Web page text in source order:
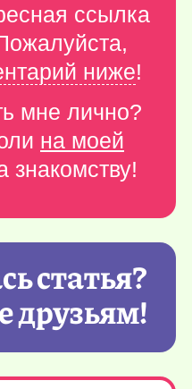
ссылка
ниже!
мне лично?
на моей
знакомству!
статья?
друзьям!